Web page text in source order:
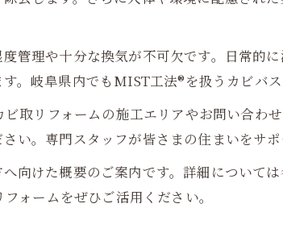
管理や十分な換気が不可欠です。日常的
。岐阜県内でもMIST工法®を扱うカビバ
取リフォームの施工エリアやお問い合わ
い。専門スタッフが皆さまの住まいをサポ
向けた概要のご案内です。詳細について
ォームをぜひご活用ください。